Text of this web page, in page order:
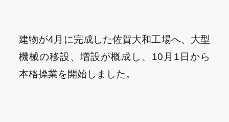
建物が4月に完成した佐賀大和工場へ、大型
機械の移設、増設が概成し、10月1日から
本格操業を開始しました。